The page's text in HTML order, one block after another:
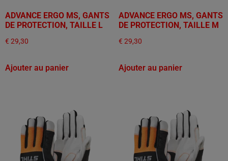
ADVANCE ERGO MS, GANTS
DE PROTECTION, TAILLE L
€ 29,30
Ajouter au panier
ADVANCE ERGO MS, GANTS
DE PROTECTION, TAILLE M
€ 29,30
Ajouter au panier